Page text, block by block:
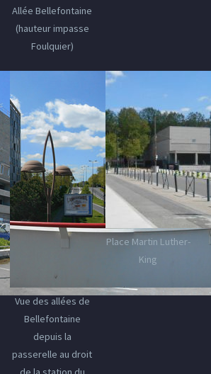
Allée Bellefontaine
(hauteur impasse
Foulquier)
Vue des allées de
Bellefontaine
depuis la
passerelle au droit
Place Martin Luther-
King